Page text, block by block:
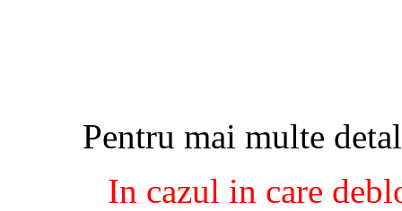
Pentru mai multe
In cazul in care